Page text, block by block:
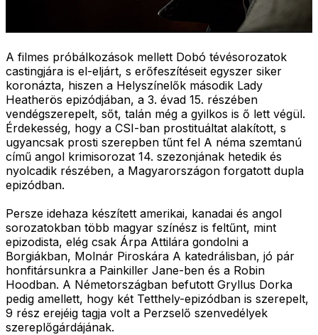
A filmes próbálkozások mellett Dobó tévésorozatok
castingjára is el-eljárt, s erőfeszítéseit egyszer siker
koronázta, hiszen a Helyszínelők második Lady
Heatherös epizódjában, a 3. évad 15. részében
vendégszerepelt, sőt, talán még a gyilkos is ő lett végül.
Érdekesség, hogy a CSI-ban prostituáltat alakított, s
ugyancsak prosti szerepben tűnt fel A néma szemtanú
című angol krimisorozat 14. szezonjának hetedik és
nyolcadik részében, a Magyarországon forgatott dupla
epizódban.
Persze idehaza készített amerikai, kanadai és angol
sorozatokban több magyar színész is feltűnt, mint
epizodista, elég csak Árpa Attilára gondolni a
Borgiákban, Molnár Piroskára A katedrálisban, jó pár
honfitársunkra a Painkiller Jane-ben és a Robin
Hoodban. A Németországban befutott Gryllus Dorka
pedig amellett, hogy két Tetthely-epizódban is szerepelt,
9 rész erejéig tagja volt a Perzselő szenvedélyek
szereplőgárdájának.